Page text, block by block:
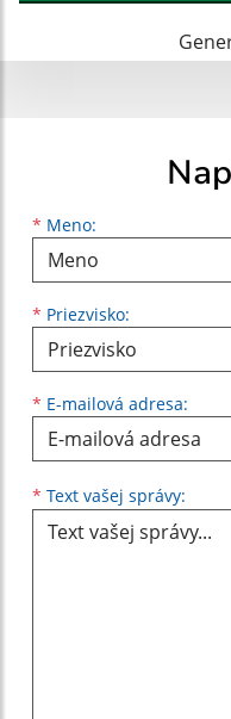
* Meno:
Meno
* Priezvisko:
Priezvisko
* E-mailová adresa:
E-mailová adresa
* Text vašej správy: